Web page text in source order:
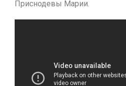
Приснодевы Марии.